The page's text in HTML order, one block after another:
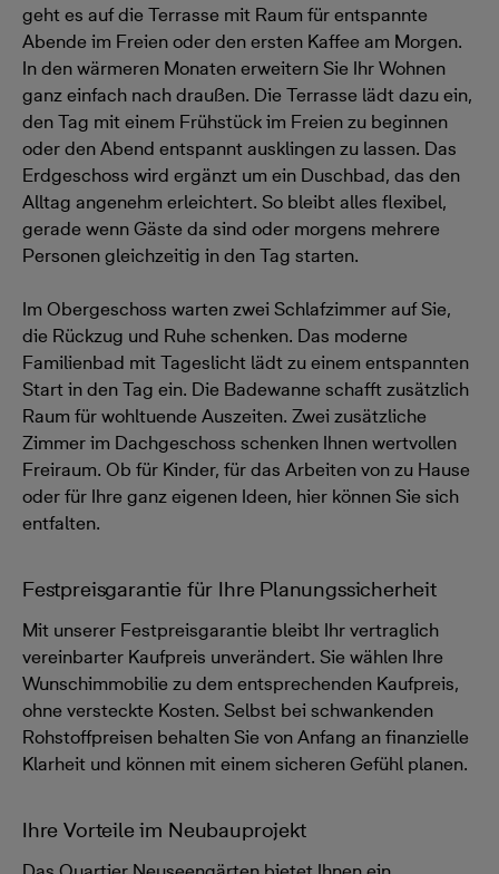
geht es auf die Terrasse mit Raum für entspannte
Abende im Freien oder den ersten Kaffee am Morgen.
In den wärmeren Monaten erweitern Sie Ihr Wohnen
ganz einfach nach draußen. Die Terrasse lädt dazu ein,
den Tag mit einem Frühstück im Freien zu beginnen
oder den Abend entspannt ausklingen zu lassen. Das
Erdgeschoss wird ergänzt um ein Duschbad, das den
Alltag angenehm erleichtert. So bleibt alles flexibel,
gerade wenn Gäste da sind oder morgens mehrere
Personen gleichzeitig in den Tag starten.
Im Obergeschoss warten zwei Schlafzimmer auf Sie,
die Rückzug und Ruhe schenken. Das moderne
Familienbad mit Tageslicht lädt zu einem entspannten
Start in den Tag ein. Die Badewanne schafft zusätzlich
Raum für wohltuende Auszeiten. Zwei zusätzliche
Zimmer im Dachgeschoss schenken Ihnen wertvollen
Freiraum. Ob für Kinder, für das Arbeiten von zu Hause
oder für Ihre ganz eigenen Ideen, hier können Sie sich
entfalten.
Festpreisgarantie für Ihre Planungssicherheit
Mit unserer Festpreisgarantie bleibt Ihr vertraglich
vereinbarter Kaufpreis unverändert. Sie wählen Ihre
Wunschimmobilie zu dem entsprechenden Kaufpreis,
ohne versteckte Kosten. Selbst bei schwankenden
Rohstoffpreisen behalten Sie von Anfang an finanzielle
Klarheit und können mit einem sicheren Gefühl planen.
Ihre Vorteile im Neubauprojekt